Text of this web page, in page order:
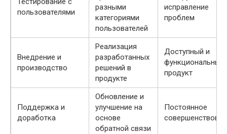
пользователями
разными
категориями
пользователей
исправление
проблем
Внедрение и
производство
Реализация
разработанных
решений в
продукте
Доступный и
функциональный
продукт
Поддержка и
доработка
Обновление и
улучшение на
основе
обратной связи
Постоянное